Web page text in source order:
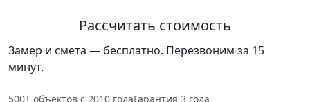
Рассчитать стоимость
Замер и смета — бесплатно. Перезвоним за 15
минут.
500+ объектов с 2010 годаГарантия 3 года